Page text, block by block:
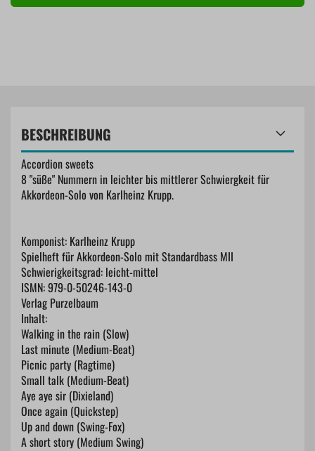
BESCHREIBUNG
Accordion sweets
8 "süße" Nummern in leichter bis mittlerer Schwiergkeit für
Akkordeon-Solo von Karlheinz Krupp.
Komponist: Karlheinz Krupp
Spielheft für Akkordeon-Solo mit Standardbass MII
Schwierigkeitsgrad: leicht-mittel
ISMN: 979-0-50246-143-0
Verlag Purzelbaum
Inhalt:
Walking in the rain (Slow)
Last minute (Medium-Beat)
Picnic party (Ragtime)
Small talk (Medium-Beat)
Aye aye sir (Dixieland)
Once again (Quickstep)
Up and down (Swing-Fox)
A short story (Medium Swing)